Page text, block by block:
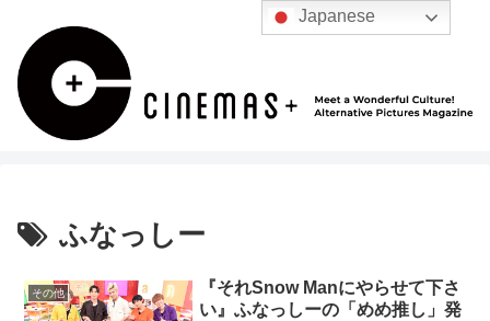
ふなっしー
その他
『それSnow Manにやらせて下さ
い』ふなっしーの「めめ推し」発
Japanese